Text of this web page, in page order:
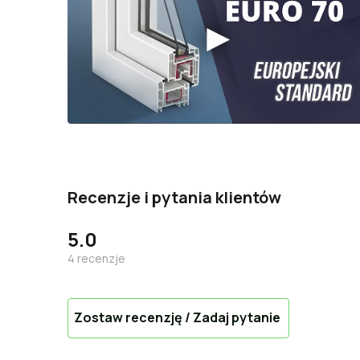
Recenzje i pytania klientów
5.0
4 recenzje
Zostaw recenzję / Zadaj pytanie